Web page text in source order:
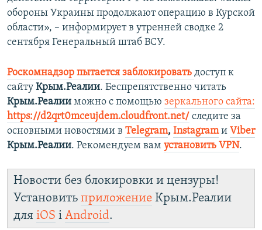
обороны Украины продолжают операцию в Курской
области», – информирует в утренней сводке 2
сентября Генеральный штаб ВСУ.
Роскомнадзор пытается заблокировать доступ к
сайту Крым.Реалии. Беспрепятственно читать
Крым.Реалии можно с помощью зеркального сайта:
https://d2qrt0mceujdem.cloudfront.net/ следите за
основными новостями в Telegram, Instagramи Viber
Крым.Реалии. Рекомендуем вам установить VPN.
Новости без блокировки и цензуры!
Установить приложение Крым.Реалии
для iOS і Android.